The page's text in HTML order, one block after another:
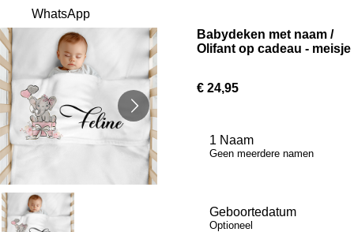
WhatsApp
Babydeken met naam /
Olifant op cadeau - meisje
€ 24,95
1 Naam
Geen meerdere namen
Geboortedatum
Optioneel